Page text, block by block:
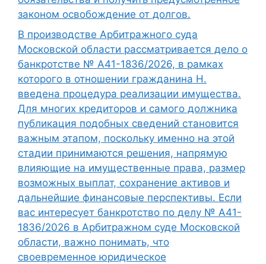
законом освобождение от долгов.
В производстве Арбитражного суда
Московской области рассматривается дело о
банкротстве № А41-1836/2026, в рамках
которого в отношении гражданина Н.
введена процедура реализации имущества.
Для многих кредиторов и самого должника
публикация подобных сведений становится
важным этапом, поскольку именно на этой
стадии принимаются решения, напрямую
влияющие на имущественные права, размер
возможных выплат, сохранение активов и
дальнейшие финансовые перспективы. Если
вас интересует банкротство по делу № А41-
1836/2026 в Арбитражном суде Московской
области, важно понимать, что
своевременное юридическое